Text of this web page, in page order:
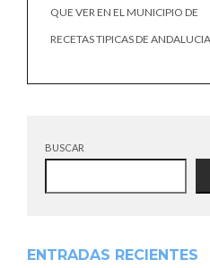
QUE VER EN EL MUNICIPIO DE
RECETAS TIPICAS DE ANDALUCIA
BUSCAR
ENTRADAS RECIENTES